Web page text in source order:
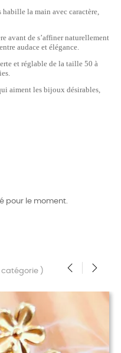
la main avec caractère,
avant de s’affiner naturellement
audace et élégance.
et réglable de la taille 50 à
aiment les bijoux désirables,
pour le moment.
catégorie )
‹ ›